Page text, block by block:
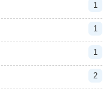
1
1
1
2